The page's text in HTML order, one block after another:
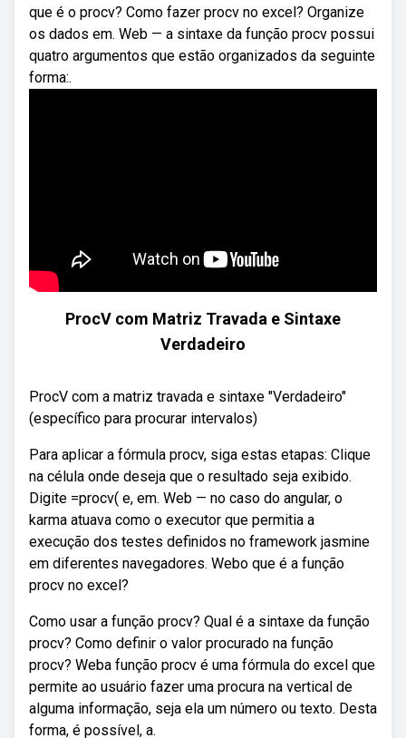
que é o procv? Como fazer procv no excel? Organize
os dados em. Web — a sintaxe da função procv possui
quatro argumentos que estão organizados da seguinte
forma:.
ProcV com Matriz Travada e Sintaxe
Verdadeiro
ProcV com a matriz travada e sintaxe "Verdadeiro"
(específico para procurar intervalos)
Para aplicar a fórmula procv, siga estas etapas: Clique
na célula onde deseja que o resultado seja exibido.
Digite =procv( e, em. Web — no caso do angular, o
karma atuava como o executor que permitia a
execução dos testes definidos no framework jasmine
em diferentes navegadores. Webo que é a função
procv no excel?
Como usar a função procv? Qual é a sintaxe da função
procv? Como definir o valor procurado na função
procv? Weba função procv é uma fórmula do excel que
permite ao usuário fazer uma procura na vertical de
alguma informação, seja ela um número ou texto. Desta
forma, é possível, a.